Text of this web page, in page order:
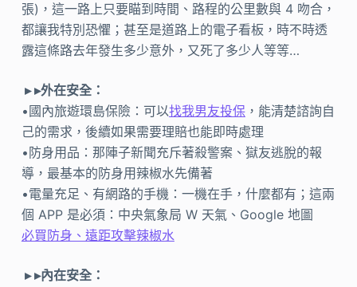
張)，這一路上只要瞄到時間、路程的公里數與 4 吻合，
都讓我特別恐懼；甚至是道路上的電子看板，時不時透
露這條路去年發生多少意外，又死了多少人等等…
▸ ▸外在安全：
•國內旅遊環島保險：可以找我男友投保，能清楚諮詢自
己的需求，後續如果需要理賠也能即時處理
•防身用品：那陣子新聞充斥著殺警案、獄友逃脫的報
導，最基本的防身用辣椒水先備著
•電量充足、有網路的手機：一機在手，什麼都有；這兩
個 APP 是必須：中央氣象局 W 天氣、Google 地圖
必買防身、遠距攻擊辣椒水
▸ ▸內在安全：